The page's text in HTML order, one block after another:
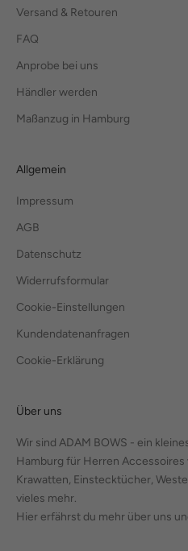
Versand & Retouren
FAQ
Anprobe bei uns
Händler werden
Maßanzug in Hamburg
Allgemein
Impressum
AGB
Datenschutz
Widerrufsformular
Cookie-Einstellungen
Kundendatenanfragen
Cookie-Erklärung
Über uns
Wir sind ADAM BOWS - ein
Hamburg für Herren Accessoires
Krawatten, Einstecktücher,
vieles mehr.
Hier erfährst du mehr über uns